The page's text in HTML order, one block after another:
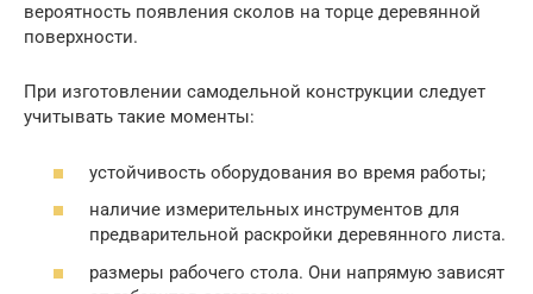
вероятность появления сколов на торце деревянной
поверхности.
При изготовлении самодельной конструкции следует
учитывать такие моменты:
устойчивость оборудования во время работы;
наличие измерительных инструментов для
предварительной раскройки деревянного листа.
размеры рабочего стола. Они напрямую зависят